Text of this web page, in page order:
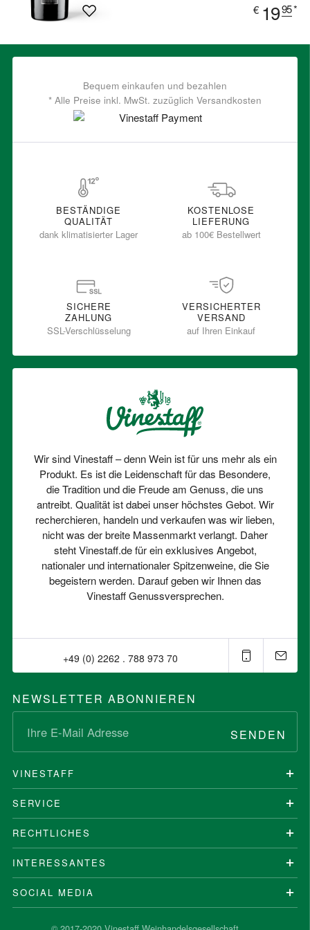
€ 1995*
Bequem einkaufen und bezahlen
* Alle Preise inkl. MwSt. zuzüglich Versandkosten
BESTÄNDIGE
QUALITÄT
dank klimatisierter Lager
KOSTENLOSE
LIEFERUNG
ab 100€ Bestellwert
SICHERE
ZAHLUNG
SSL-Verschlüsselung
VERSICHERTER
VERSAND
auf Ihren Einkauf
Wir sind Vinestaff – denn Wein ist für uns mehr als ein
Produkt. Es ist die Leidenschaft für das Besondere,
die Tradition und die Freude am Genuss, die uns
antreibt. Qualität ist dabei unser höchstes Gebot. Wir
recherchieren, handeln und verkaufen was wir lieben,
nicht was der breite Massenmarkt verlangt. Daher
steht Vinestaff.de für ein exklusives Angebot,
nationaler und internationaler Spitzenweine, die Sie
begeistern werden. Darauf geben wir Ihnen das
Vinestaff Genussversprechen.
+49 (0) 2262 . 788 973 70⁠
NEWSLETTER ABONNIEREN
SENDEN
VINESTAFF
SERVICE
RECHTLICHES
INTERESSANTES
SOCIAL MEDIA